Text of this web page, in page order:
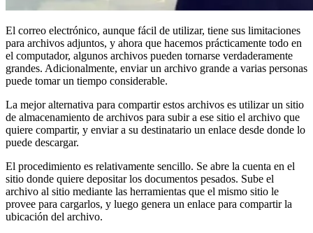
El correo electrónico, aunque fácil de utilizar, tiene sus limitaciones
para archivos adjuntos, y ahora que hacemos prácticamente todo en
el computador, algunos archivos pueden tornarse verdaderamente
grandes. Adicionalmente, enviar un archivo grande a varias personas
puede tomar un tiempo considerable.
La mejor alternativa para compartir estos archivos es utilizar un sitio
de almacenamiento de archivos para subir a ese sitio el archivo que
quiere compartir, y enviar a su destinatario un enlace desde donde lo
puede descargar.
El procedimiento es relativamente sencillo. Se abre la cuenta en el
sitio donde quiere depositar los documentos pesados. Sube el
archivo al sitio mediante las herramientas que el mismo sitio le
provee para cargarlos, y luego genera un enlace para compartir la
ubicación del archivo.